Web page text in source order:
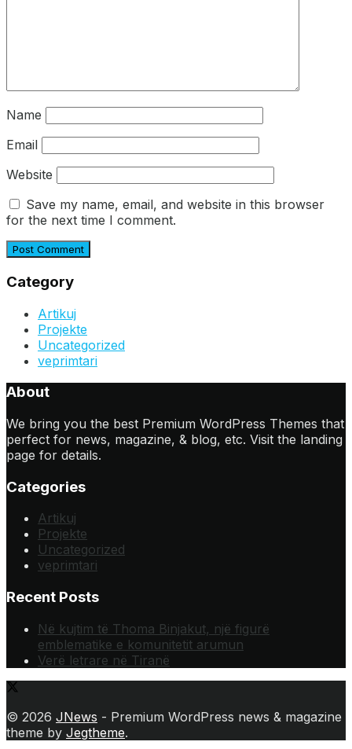
Name
Email
Website
Save my name, email, and website in this browser
for the next time I comment.
Category
Artikuj
Projekte
Uncategorized
veprimtari
About
We bring you the best Premium WordPress Themes that
perfect for news, magazine, & blog, etc. Visit the landing
page for details.
Categories
Artikuj
Projekte
Uncategorized
veprimtari
Recent Posts
Në kujtim të Thoma Binjakut, një figurë
emblematike e komunitetit arumun
Verë letrare në Tiranë
© 2026 JNews - Premium WordPress news & magazine
theme by Jegtheme.